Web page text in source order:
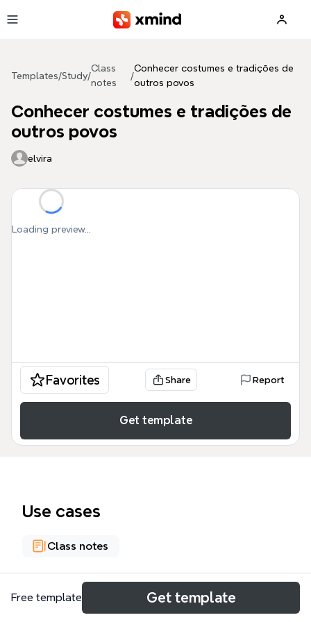
Templates/Study/
Class
notes
/
Conhecer costumes e tradições de
outros povos
Conhecer costumes e tradições de
outros povos
elvira
Loading preview...
Favorites Share Report
Get template
Use cases
Class notes
About
Free template Get template